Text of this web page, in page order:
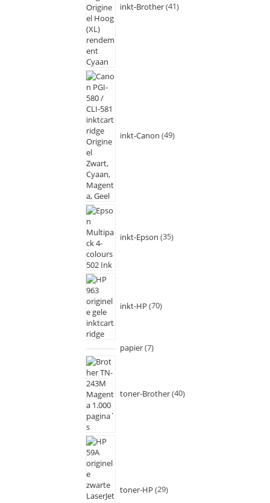
inkt-Brother 41
inkt-Canon 49
inkt-Epson 35
inkt-HP 70
papier 7
toner-Brother 40
toner-HP 29